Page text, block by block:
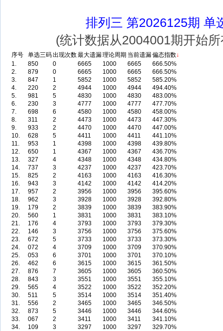
排列三 第2026125期 单
(统计数据从2004001期开始
序号 单选三码出现次数最大遗漏理论周期 当前遗漏偏态指数↓
1.
850 0 6665 1000 6665
666.50%
2.
879 0 6665 1000 6665
666.50%
3.
847 1 5852 1000 5852
585.20%
4.
220 2 4944 1000 4944
494.40%
5.
981 5 4830 1000 4830
483.00%
6.
230 3 4777 1000 4777
477.70%
7.
698 6 4580 1000 4580
458.00%
8.
311 2 4473 1000 4473
447.30%
9.
933 2 4470 1000 4470
447.00%
10.
628 5 4411 1000 4411
441.10%
11.
953 1 4398 1000 4398
439.80%
12.
650 1 4367 1000 4367
436.70%
13.
327 4 4348 1000 4348
434.80%
14.
737 3 4237 1000 4237
423.70%
15.
825 2 4163 1000 4163
416.30%
16.
943 3 4142 1000 4142
414.20%
17.
957 2 3956 1000 3956
395.60%
18.
962 3 3928 1000 3928
392.80%
19.
179 2 3839 1000 3839
383.90%
20.
560 1 3831 1000 3831
383.10%
21.
176 4 3793 1000 3793
379.30%
22.
146 3 3756 1000 3756
375.60%
23.
672 5 3733 1000 3733
373.30%
24.
072 4 3709 1000 3709
370.90%
25.
053 6 3701 1000 3701
370.10%
26.
462 6 3615 1000 3615
361.50%
27.
876 7 3605 1000 3605
360.50%
28.
843 3 3551 1000 3551
355.10%
29.
565 4 3522 1000 3522
352.20%
30.
511 5 3514 1000 3514
351.40%
31.
556 2 3465 1000 3465
346.50%
32.
873 5 3446 1000 3446
344.60%
33.
067 2 3411 1000 3411
341.10%
34.
109 3 3297 1000 3297
329.70%